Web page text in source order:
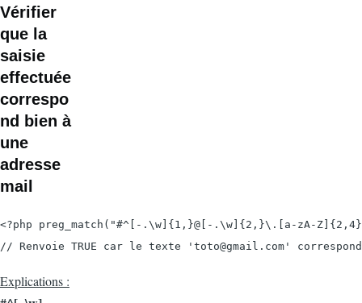
Vérifier
que la
saisie
effectuée
correspo
nd bien à
une
adresse
mail
<?php preg_match("#^[-.\w]{1,}@[-.\w]{2,}\.[a-zA-
Explications :